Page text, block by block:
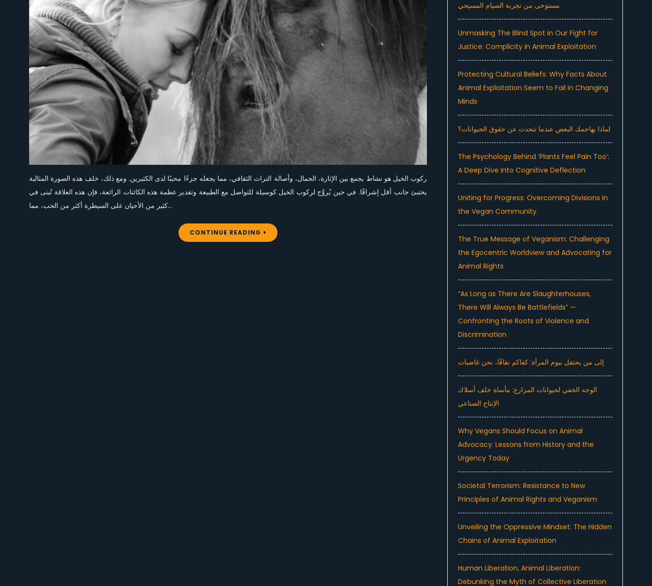
أم
الوجه
الخفي
للاستعباد؟
ركوب الخيل هو نشاط يجمع بين الإثارة، الجمال، وأصالة التراث الثقافي، مما يجعله جزءًا محببًا لدى الكثيرين. ومع ذلك، خلف هذه الصورة المثالية
يختبئ جانب أقل إشراقًا. في حين يُروَّج لركوب الخيل كوسيلة للتواصل مع الطبيعة وتقدير عظمة هذه الكائنات الرائعة، فإن هذه العلاقة تُبنى في
كثير من الأحيان على السيطرة أكثر من الحب، مما…
CONTINUE READING
مستوحى من تجربة الصيام المسيحي
Unmasking The Blind Spot in Our Fight for
Justice: Complicity in Animal Exploitation
Protecting Cultural Beliefs: Why Facts About
Animal Exploitation Seem to Fail in Changing
Minds
لماذا يهاجمك البعض عندما تتحدث عن حقوق الحيوانات؟
The Psychology Behind ‘Plants Feel Pain Too’:
A Deep Dive Into Cognitive Deflection
Uniting for Progress: Overcoming Divisions in
the Vegan Community
The True Message of Veganism: Challenging
the Egocentric Worldview and Advocating for
Animal Rights
“As Long as There Are Slaughterhouses,
There Will Always Be Battlefields” —
Confronting the Roots of Violence and
Discrimination
إلى من يحتفل بيوم المرأة: كفاكم نفاقًا، نحن غاضبات
الوجه الخفي لحيوانات المزارع: مأساة خلف أسلاك
الإنتاج الصناعي
Why Vegans Should Focus on Animal
Advocacy: Lessons from History and the
Urgency Today
Societal Terrorism: Resistance to New
Principles of Animal Rights and Veganism
Unveiling the Oppressive Mindset: The Hidden
Chains of Animal Exploitation
Human Liberation, Animal Liberation:
Debunking the Myth of Collective Liberation